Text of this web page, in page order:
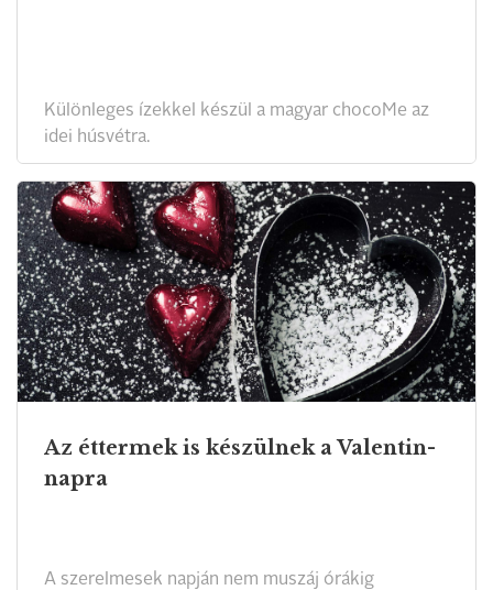
Különleges ízekkel készül a magyar chocoMe az
idei húsvétra.
Az éttermek is készülnek a Valentin-
napra
A szerelmesek napján nem muszáj órákig